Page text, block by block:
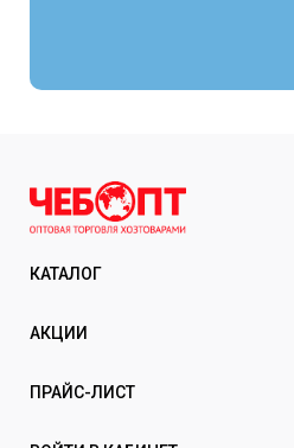
КАТАЛОГ
АКЦИИ
ПРАЙС-ЛИСТ